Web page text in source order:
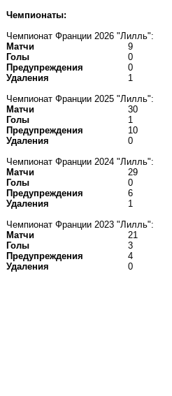
Чемпионаты:
Чемпионат Франции 2026 "Лилль":
Матчи
9
Голы
0
Предупреждения
0
Удаления
1
Чемпионат Франции 2025 "Лилль":
Матчи
30
Голы
1
Предупреждения
10
Удаления
0
Чемпионат Франции 2024 "Лилль":
Матчи
29
Голы
0
Предупреждения
6
Удаления
1
Чемпионат Франции 2023 "Лилль":
Матчи
21
Голы
3
Предупреждения
4
Удаления
0